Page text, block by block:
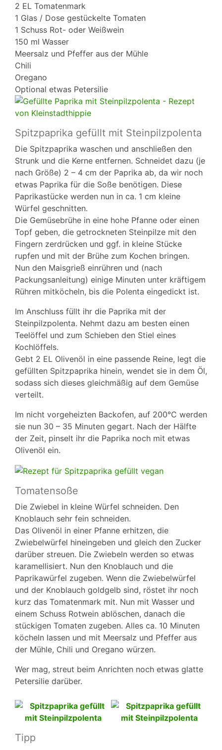
2 EL Tomatenmark
1 Glas / Dose gestückelte Tomaten
1 Schuss Rot- oder Weißwein
150 ml Wasser
Meersalz und Pfeffer aus der Mühle
Chili
Oregano
Optional etwas Petersilie
Spitzpaprika gefüllt mit Steinpilzpolenta
Die Spitzpaprika waschen und anschließen den
Strunk und die Kerne entfernen. Schneidet dazu (je
nach Größe) 2 – 4 cm der Paprika ab, da wir noch
etwas Paprika für die Soße benötigen. Diese
Paprikastücke werden nun in ca. 1 cm kleine
Würfel geschnitten.
Die Gemüsebrühe in eine hohe Pfanne oder einen
Topf geben, die getrockneten Steinpilze mit den
Fingern zerdrücken und ggf. in kleine Stücke
rupfen und mit der Brühe zum Kochen bringen.
Nun den Maisgrieß einrühren und (nach
Packungsanleitung) einige Minuten unter kräftigem
Rühren mitköcheln, bis die Polenta eingedickt ist.
Im Anschluss füllt ihr die Paprika mit der
Steinpilzpolenta. Nehmt dazu am besten einen
Teelöffel und zum Schieben den Stiel eines
Kochlöffels.
Gebt 2 EL Olivenöl in eine passende Reine, legt die
gefüllten Spitzpaprika hinein, wendet sie in dem Öl,
sodass sich dieses gleichmäßig auf dem Gemüse
verteilt.
Im nicht vorgeheizten Backofen, auf 200°C werden
sie nun 30 – 35 Minuten gegart. Nach der Hälfte
der Zeit, pinselt ihr die Paprika noch mit etwas
Olivenöl ein.
Tomatensoße
Die Zwiebel in kleine Würfel schneiden. Den
Knoblauch sehr fein schneiden.
Das Olivenöl in einer Pfanne erhitzen, die
Zwiebelwürfel hineingeben und gleich den Zucker
darüber streuen. Die Zwiebeln werden so etwas
karamellisiert. Nun den Knoblauch und die
Paprikawürfel zugeben. Wenn die Zwiebelwürfel
und der Knoblauch goldgelb sind, röstet ihr noch
kurz das Tomatenmark mit. Nun mit Wasser und
einem Schuss Rotwein ablöschen, danach die
stückigen Tomaten zugeben. Alles ca. 10 Minuten
köcheln lassen und mit Meersalz und Pfeffer aus
der Mühle, Chili und Oregano würzen.
Wer mag, streut beim Anrichten noch etwas glatte
Petersilie darüber.
Tipp